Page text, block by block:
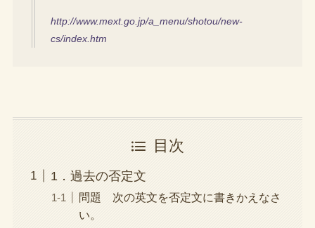
http://www.mext.go.jp/a_menu/shotou/new-
cs/index.htm
目次
1．過去の否定文
問題 次の英文を否定文に書きかえなさ
い。